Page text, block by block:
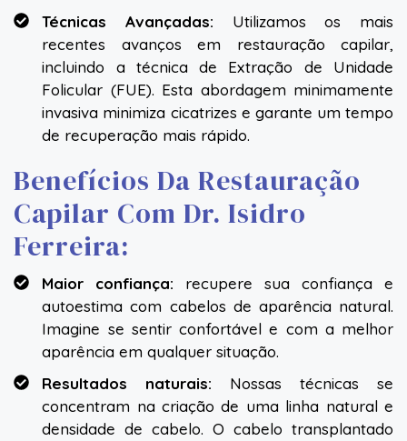
Técnicas Avançadas: Utilizamos os mais
recentes avanços em restauração capilar,
incluindo a técnica de Extração de Unidade
Folicular (FUE). Esta abordagem minimamente
invasiva minimiza cicatrizes e garante um tempo
de recuperação mais rápido.
Benefícios Da Restauração
Capilar Com Dr. Isidro
Ferreira:
Maior confiança: recupere sua confiança e
autoestima com cabelos de aparência natural.
Imagine se sentir confortável e com a melhor
aparência em qualquer situação.
Resultados naturais: Nossas técnicas se
concentram na criação de uma linha natural e
densidade de cabelo. O cabelo transplantado